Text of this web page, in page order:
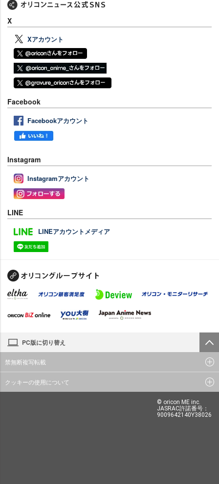
X
Xアカウント
Facebook
Facebookアカウント
Instagram
Instagramアカウント
LINE
LINEアカウントメディア
PC版に切り替え
禁無断複写転載
クッキーの使用について
© oricon ME inc.
JASRAC許諾番号：
9009642140Y38026